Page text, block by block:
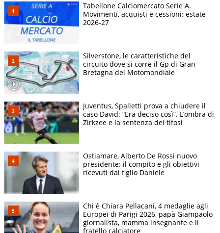
Tabellone Calciomercato Serie A.
Movimenti, acquisti e cessioni: estate
2026-27
Silverstone, le caratteristiche del
circuito dove si corre il Gp di Gran
Bretagna del Motomondiale
Juventus, Spalletti prova a chiudere il
caso David: “Era deciso così”. L’ombra di
Zirkzee e la sentenza dei tifosi
Ostiamare, Alberto De Rossi nuovo
presidente: il compito e gli obiettivi
ricevuti dal figlio Daniele
Chi è Chiara Pellacani, 4 medaglie agli
Europei di Parigi 2026, papà Giampaolo
giornalista, mamma insegnante e il
fratello calciatore